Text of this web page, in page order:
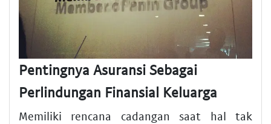
Pentingnya Asuransi Sebagai
Perlindungan Finansial Keluarga
Memiliki rencana cadangan saat hal tak